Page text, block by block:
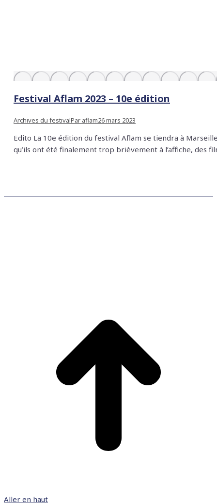
Festival Aflam 2023 – 10e édition
Archives du festivalPar aflam26 mars 2023
Edito La 10e édition du festival Aflam se tiendra à
qu’ils ont été finalement trop brièvement à l’affiche, des
Aller en haut